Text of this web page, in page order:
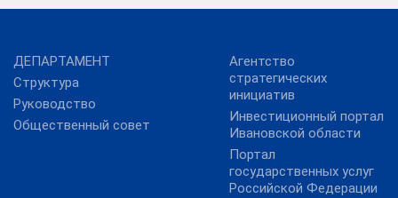
ДЕПАРТАМЕНТ
Структура
Руководство
Общественный совет
Агентство
стратегических
инициатив
Инвестиционный портал
Ивановской области
Портал
государственных услуг
Российской Федерации